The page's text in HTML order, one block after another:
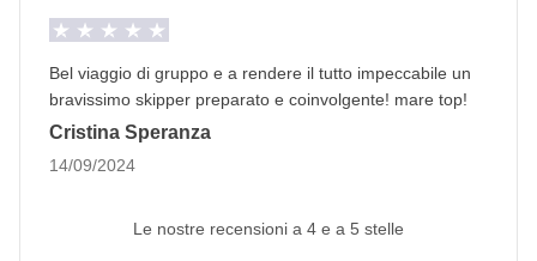
anticipo. In caso di forte vento o condizioni
determinate tappe dell'itinerario questo potrà subire
variazioni anche sostanziali volte a garantire lo
svolgimento e il proseguimento del viaggio nel
Coordinatore Skipper
Bel viaggio di gruppo e a rendere il tutto impeccabile un
bravissimo skipper preparato e coinvolgente! mare top!
Cristina Speranza
14/09/2024
Le nostre recensioni a 4 e a 5 stelle